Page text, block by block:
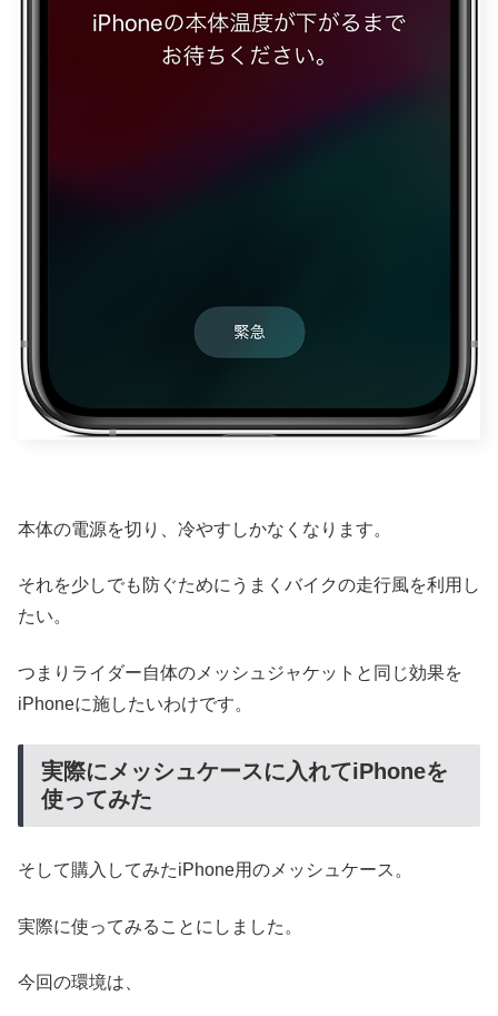
本体の電源を切り、冷やすしかなくなります。
それを少しでも防ぐためにうまくバイクの走行風を利用し
たい。
つまりライダー自体のメッシュジャケットと同じ効果を
iPhoneに施したいわけです。
実際にメッシュケースに入れてiPhoneを
使ってみた
そして購入してみたiPhone用のメッシュケース。
実際に使ってみることにしました。
今回の環境は、